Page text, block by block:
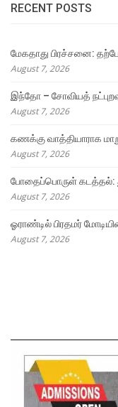
RECENT POSTS
மேகதாது பிரச்சனை:
August 7, 2026
இந்தோ – சோவியத்
August 7, 2026
கணக்கு வாத்தியாராக
August 7, 2026
போதைப்பொருள் கடத்தல்:
August 7, 2026
ஓராண்டில் பிரதமர்
August 7, 2026